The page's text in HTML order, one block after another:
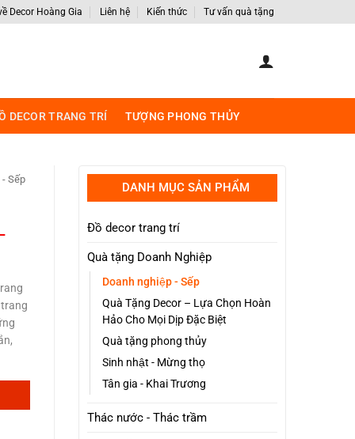
Decor Hoàng Gia Liên hệ Kiến thức Tư vấn quà tặng
DECOR TRANG TRÍ TƯỢNG PHONG THỦY
Sếp
VND.
DANH MỤC SẢN PHẨM
Đồ decor trang trí
Quà tặng Doanh Nghiệp
Doanh nghiệp - Sếp
Quà Tặng Decor – Lựa Chọn Hoàn
Hảo Cho Mọi Dịp Đặc Biệt
Quà tặng phong thủy
Sinh nhật - Mừng thọ
Tân gia - Khai Trương
Thác nước - Thác trầm